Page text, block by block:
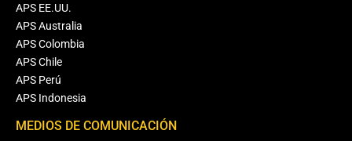
APS EE.UU.
APS Australia
APS Colombia
APS Chile
APS Perú
APS Indonesia
MEDIOS DE COMUNICACIÓN